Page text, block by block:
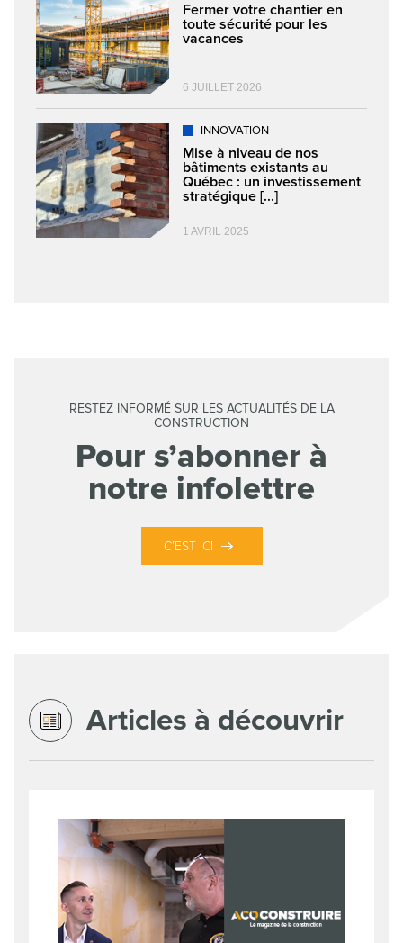
Fermer votre chantier en
toute sécurité pour les
vacances
6 JUILLET 2026
INNOVATION
Mise à niveau de nos
bâtiments existants au
Québec : un investissement
stratégique [...]
1 AVRIL 2025
RESTEZ INFORMÉ SUR LES ACTUALITÉS DE LA
CONSTRUCTION
Pour s’abonner à
notre infolettre
C’EST ICI
Articles à découvrir